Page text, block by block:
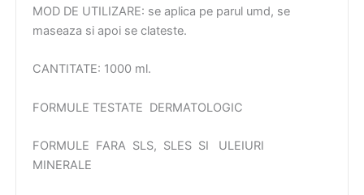
MOD DE UTILIZARE: se aplica pe parul umd, se
maseaza si apoi se clateste.
CANTITATE: 1000 ml.
FORMULE TESTATE DERMATOLOGIC
FORMULE FARA SLS, SLES SI ULEIURI
MINERALE